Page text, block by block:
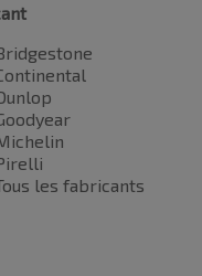
les fabricants